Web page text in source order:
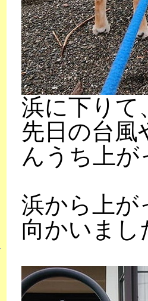
浜に下りて
先日の台風
んうち上
浜から上が
向かいまし